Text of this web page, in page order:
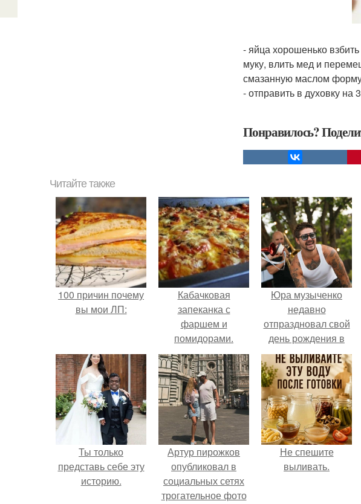
- яйца хорошенько
муку, влить мед и
смазанную маслом
- отправить в духовку на
Понравилось?
Читайте также
100 причин почему
вы мои ЛП:
Кабачковая
запеканка с
фаршем и
помидорами.
Юра музыченко
недавно
отпраздновал свой
день рождения в
кругу самых
близких и родных
людей.
Ты только
представь себе эту
историю.
Артур пирожков
опубликовал в
социальных сетях
трогательное фото
Не спешите
выливать.